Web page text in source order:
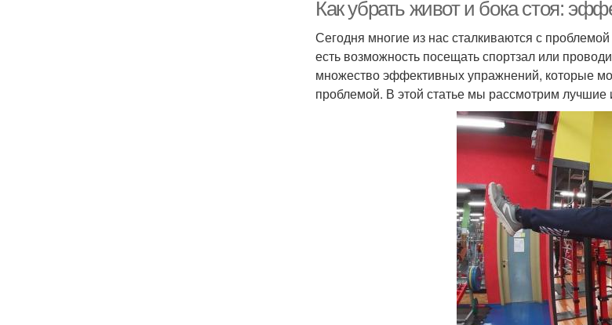
Как убрать живот и бока стоя:
Сегодня многие из нас сталкиваются с
есть возможность посещать спортзал или
множество эффективных упражнений, которые
проблемой. В этой статье мы рассмотрим лучшие